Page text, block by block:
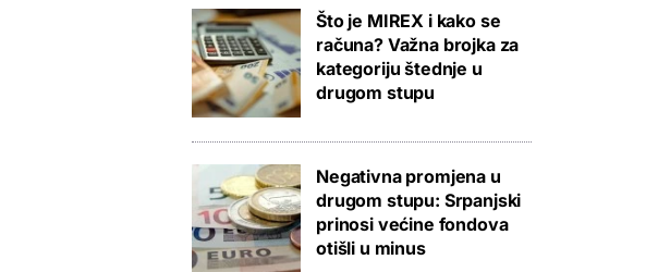
Što je MIREX i kako se
računa? Važna brojka za
kategoriju štednje u
drugom stupu
Negativna promjena u
drugom stupu: Srpanjski
prinosi većine fondova
otišli u minus